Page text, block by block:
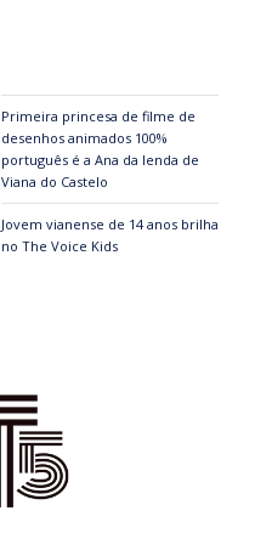
Primeira princesa de filme de
desenhos animados 100%
português é a Ana da lenda de
Viana do Castelo
Jovem vianense de 14 anos brilha
no The Voice Kids